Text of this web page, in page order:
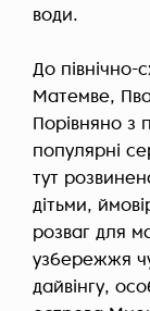
води.
До північно-
Матемве,
Порівняно
популярні
тут
дітьми,
розваг для
узбережжя
дайвінгу,